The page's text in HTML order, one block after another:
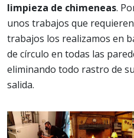
limpieza de chimeneas.
unos trabajos que
trabajos los realizamos en
de círculo en todas las
eliminando todo rastro de
salida.